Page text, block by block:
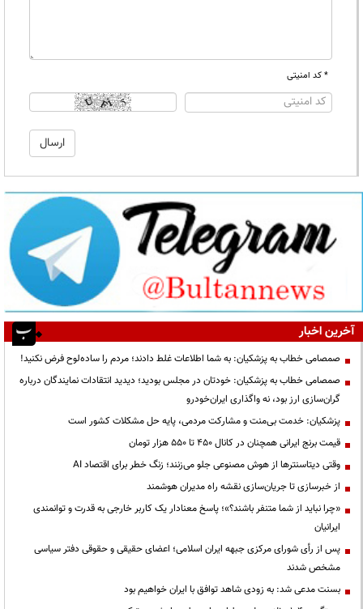
* کد امنیتی
آخرین اخبار
صمصامی خطاب به پزشکیان: به شما اطلاعات غلط دادند؛ مردم را ساده‌لوح فرض نکنید!
صمصامی خطاب به پزشکیان: خودتان در مجلس بودید؛ دیدید انتقادات نمایندگان درباره
گران‌سازی ارز بود، نه واگذاری ایران‌خودرو
پزشکیان: خدمت بی‌منت و مشارکت مردمی، پایه حل مشکلات کشور است
قیمت‌ برنج ایرانی همچنان در کانال ۴۵۰ تا ۵۵۰ هزار تومان
وقتی دیتاسنترها از هوش مصنوعی جلو می‌زنند؛ زنگ خطر برای اقتصاد AI
از خبرسازی تا جریان‌سازی نقشه راه مدیران هوشمند
«چرا نباید از شما متنفر باشند؟»؛ پاسخ معنادار یک کاربر خارجی به قدرت و توانمندی
ایرانیان
پس از رأی شورای مرکزی جبهه ایران اسلامی؛ اعضای حقیقی و حقوقی دفتر سیاسی
مشخص شدند
بسنت مدعی شد: به زودی شاهد توافق با ایران خواهیم بود